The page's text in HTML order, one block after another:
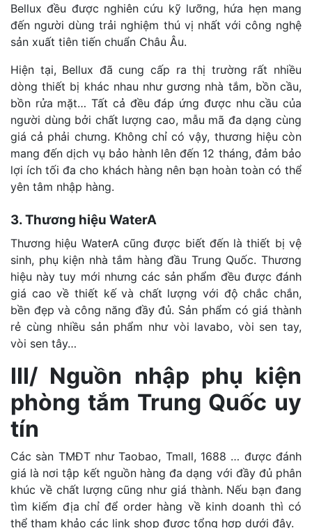
Bellux đều được nghiên cứu kỹ lưỡng, hứa hẹn mang
đến người dùng trải nghiệm thú vị nhất với công nghệ
sản xuất tiên tiến chuẩn Châu Âu.
Hiện tại, Bellux đã cung cấp ra thị trường rất nhiều
dòng thiết bị khác nhau như gương nhà tắm, bồn cầu,
bồn rửa mặt…Tất cả đều đáp ứng được nhu cầu của
người dùng bởi chất lượng cao, mẫu mã đa dạng cùng
giá cả phải chưng. Không chỉ có vậy, thương hiệu còn
mang đến dịch vụ bảo hành lên đến 12 tháng, đảm bảo
lợi ích tối đa cho khách hàng nên bạn hoàn toàn có thể
yên tâm nhập hàng.
3. Thương hiệu WaterA
Thương hiệu WaterA cũng được biết đến là thiết bị vệ
sinh, phụ kiện nhà tắm hàng đầu Trung Quốc. Thương
hiệu này tuy mới nhưng các sản phẩm đều được đánh
giá cao về thiết kế và chất lượng với độ chắc chắn,
bền đẹp và công năng đầy đủ. Sản phẩm có giá thành
rẻ cùng nhiều sản phẩm như vòi lavabo, vòi sen tay,
vòi sen tây…
III/ Nguồn nhập phụ kiện
phòng tắm Trung Quốc uy
tín
Các sàn TMĐT như Taobao, Tmall, 1688 … được đánh
giá là nơi tập kết nguồn hàng đa dạng với đầy đủ phân
khúc về chất lượng cũng như giá thành. Nếu bạn đang
tìm kiếm địa chỉ để order hàng về kinh doanh thì có
thể tham khảo các link shop được tổng hợp dưới đây.